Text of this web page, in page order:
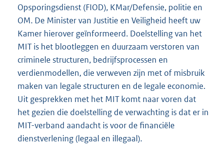
Opsporingsdienst (FIOD), KMar/Defensie, politie en
OM. De Minister van Justitie en Veiligheid heeft uw
Kamer hierover geïnformeerd. Doelstelling van het
MIT is het blootleggen en duurzaam verstoren van
criminele structuren, bedrijfsprocessen en
verdienmodellen, die verweven zijn met of misbruik
maken van legale structuren en de legale economie.
Uit gesprekken met het MIT komt naar voren dat
het gezien die doelstelling de verwachting is dat er in
MIT-verband aandacht is voor de financiële
dienstverlening (legaal en illegaal).